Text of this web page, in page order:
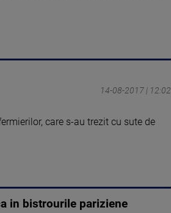
14-08-2017 | 12:02
care s-au trezit cu sute de
in bistrourile pariziene